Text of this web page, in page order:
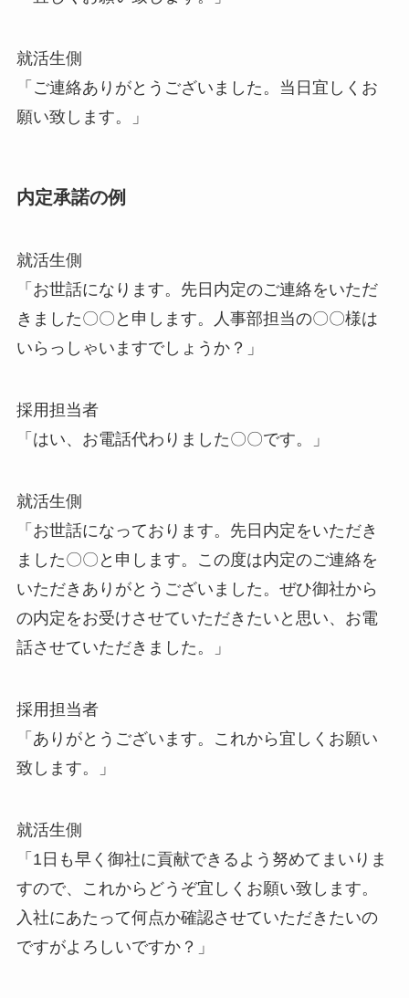
就活生側
「ご連絡ありがとうございました。当日宜しくお
願い致します。」
内定承諾の例
就活生側
「お世話になります。先日内定のご連絡をいただ
きました〇〇と申します。人事部担当の〇〇様は
いらっしゃいますでしょうか？」
採用担当者
「はい、お電話代わりました〇〇です。」
就活生側
「お世話になっております。先日内定をいただき
ました〇〇と申します。この度は内定のご連絡を
いただきありがとうございました。ぜひ御社から
の内定をお受けさせていただきたいと思い、お電
話させていただきました。」
採用担当者
「ありがとうございます。これから宜しくお願い
致します。」
就活生側
「1日も早く御社に貢献できるよう努めてまいりま
すので、これからどうぞ宜しくお願い致します。
入社にあたって何点か確認させていただきたいの
ですがよろしいですか？」